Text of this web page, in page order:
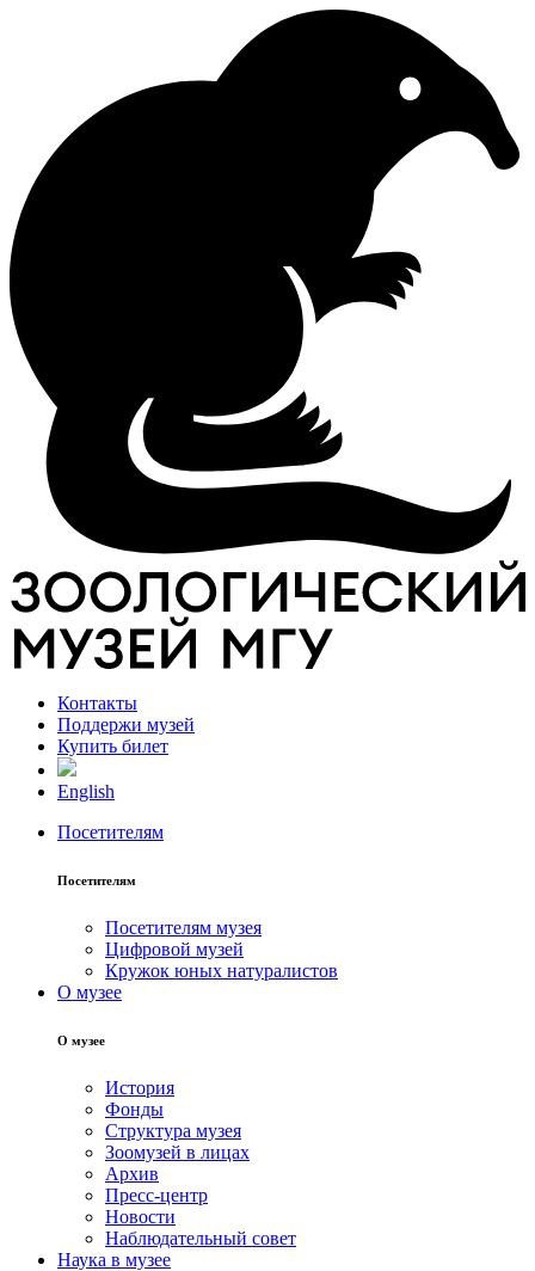
Контакты
Поддержи музей
Купить билет
English
Посетителям
Посетителям
Посетителям музея
Цифровой музей
Кружок юных натуралистов
О музее
О музее
История
Фонды
Структура музея
Зоомузей в лицах
Архив
Пресс-центр
Новости
Наблюдательный совет
Наука в музее